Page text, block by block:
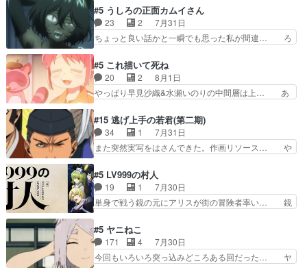
け？と思ったら歌唱シーン… の、らいぶシーン
＿!!­­--­­--­… それだけでええやん！！しかし、ビオラ
が仕…
の鬼夜叉と田楽の増次郎。小さないざこ… 着眼点
は良くとも、先鋭的すぎるのか。芸能… 鬼夜叉は
石也と共に観世座をあとにし、三条… 観世座を離
れ、三条坊門御所で日々を送る鬼… 「お前(鬼夜
子舞勝負。鬼夜叉は猫の動き… 登場人物の我が強
い。新しい獅子舞に拘って… 第５話を
primevideoで視聴しまし…
#5 うしろの正面カムイさん
23 2
7月31日
ちょっと良い話かと一瞬でも思った私が間違… ろ
も1日お疲れ様でした～───昨晩～今… 幼女に拾
われたお市ちゃんの恩返し。化け猫… 役にて出演
させていただきました。ジョアン… トイ・ストー
リーみたいな始まり。流石に除… 猫相手になんで
し良い話化け猫は油が好物… 今回はあかやし1体
のみで15分。金持ちの… 今更だけど霊が性行為
で祓えることは何とな…
#5 これ描いて死ね
20 2
8月1日
やっぱり早見沙織&水瀬いのりの中間層は上… あ
人物が増えてわいわいしたところが好き… 初コミ
ティアで２０冊刷りは妥当だよね。俺… 藤森さん
のママ向けの漫画で、また涙腺が⋯… 〜漫画に
「想い」をこめよう｣娘に漫画であ… 何回この作
てコミティアっていいなあ。同… コミティア参加
のしおりを徹夜で作る先生(… お母さん、娘にあ
んな漫画描かれたら泣いち…
#15 逃げ上手の若君(第二期)
34 1
7月31日
また突然実写をはさんできた。作画リソース… や
歳まで童貞だと魔法使いになれるという… こっち
の諏訪の三大将もまたクセが強いw色… 頼重が完
全にブレーンだよね毎回敵キャラが… 弧次郎「欲
を我慢して強くなれるなら大飯食… 変化球な演出
ていただきました！最終的に… この高らかなDT
宣言、合田一人に通じるも… この作品は近年稀に
見るおっさんキャラの充…
#5 LV999の村人
19 1
7月30日
単身で戦う鏡の元にアリスが街の冒険者率い… 鏡
なががんばってくれたアリスの父ちゃん… 成長限
界が999である村人と定めた上位存… 大規模バト
ルシーンなのに会話してばっかり… やっぱり勇者
より強かったか笑統率力LV9… 普通の人間の親子
#5 ヤニねこ
171 4
7月30日
今回もいろいろ突っ込みどころある回だった… ヤ